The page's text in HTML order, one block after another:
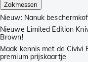
Zakmessen
Nieuw: Nanuk
Nieuwe Limited Edition
Brown!
Maak kennis met de Civivi
premium prijskaartje